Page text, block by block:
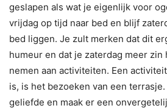
geslapen als wat je eigenlijk voor
vrijdag op tijd naar bed en blijf
bed liggen. Je zult merken dat dit
humeur en dat je zaterdag meer zin
nemen aan activiteiten. Een
is, is het bezoeken van een
geliefde en maak er een